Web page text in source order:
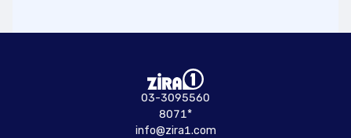
03-3095560
8071*
info@zira1.com